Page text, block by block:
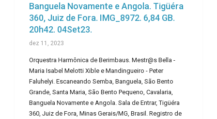
Banguela Novamente e Angola. Tigüéra
360, Juiz de Fora. IMG_8972. 6,84 GB.
20h42. 04Set23.
dez 11, 2023
Orquestra Harmônica de Berimbaus. Mestr@s Bella -
Maria Isabel Melotti Xible e Mandingueiro - Peter
Faluhelyi. Escaneando Semba, Banguela, São Bento
Grande, Santa Maria, São Bento Pequeno, Cavalaria,
Banguela Novamente e Angola. Sala de Entrar, Tigüéra
360, Juiz de Fora, Minas Gerais/MG, Brasil. Registro de